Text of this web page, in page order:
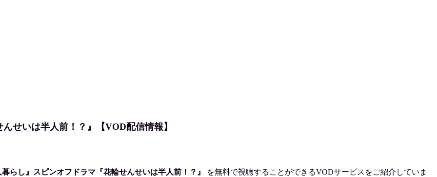
せいは半人前！？』【VOD配信情報】
暮らし』スピンオフドラマ『花輪せんせいは半人前！？』 を無料で視聴することができるVODサービスをご紹介していま